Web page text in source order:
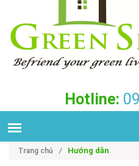
Hotline:
Trang chủ / Hướng dẫn